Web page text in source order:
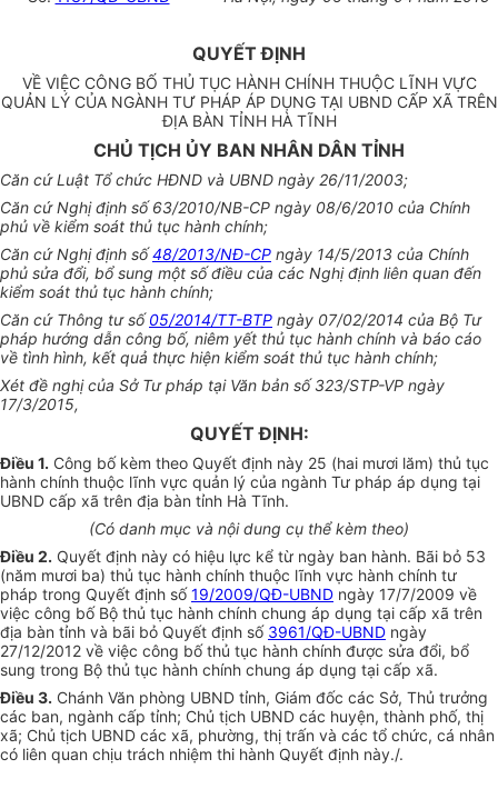
QUYẾT ĐỊNH
VỀ VIỆC CÔNG BỐ THỦ TỤC HÀNH CHÍNH THUỘC LĨNH VỰC
QUẢN LÝ CỦA NGÀNH TƯ PHÁP ÁP DỤNG TẠI UBND CẤP XÃ TRÊN
ĐỊA BÀN TỈNH HÀ TĨNH
CHỦ TỊCH ỦY BAN NHÂN DÂN TỈNH
Căn cứ Luật Tổ chức HĐND và UBND ngày 26/11/2003;
Căn cứ Nghị định số 63/2010/NB-CP ngày 08/6/2010 của Chính
phủ về kiểm soát thủ tục hành chính;
Căn cứ Nghị định số48/2013/NĐ-CP ngày 14/5/2013 của Chính
phủ sửa đổi, bổ sung một số điều của các Nghị định liên quan đến
kiểm soát thủ tục hành chính;
Căn cứ Thông tư số05/2014/TT-BTP ngày 07/02/2014 của Bộ Tư
pháp hướng dẫn công bố, niêm yết thủ tục hành chính và báo cáo
về tình hình, kết quả thực hiện kiểm soát thủ tục hành chính;
Xét đề nghị của SởTư pháp tại Văn bản số 323/STP-VP ngày
17/3/2015,
QUYẾT ĐỊNH:
Điều 1. Công bố kèm theo Quyết định này 25 (hai mươi lăm) thủ tục
hành chính thuộc lĩnh vực quản lý của ngành Tư pháp áp dụng tại
UBND cấp xã trên địa bàn tỉnh Hà Tĩnh.
(Có danh mục và nội dung cụ thể kèm theo)
Điều 2. Quyết định này có hiệu lực kể từ ngày ban hành. Bãi bỏ 53
(năm mươi ba) thủ tục hành chính thuộc lĩnh vực hành chính tư
pháp trong Quyết định số19/2009/QĐ-UBND ngày 17/7/2009 về
việc công bố Bộ thủ tục hành chính chung áp dụng tại cấp xã trên
địa bàn tỉnh và bãi bỏ Quyết định số 3961/QĐ-UBND ngày
27/12/2012 về việc công bố thủ tục hành chính được sửa đổi, bổ
sung trong Bộ thủ tục hành chính chung áp dụng tại cấp xã.
Điều 3. Chánh Văn phòng UBND tỉnh, Giám đốc các Sở, Thủ trưởng
các ban, ngành cấp tỉnh; Chủ tịch UBND các huyện, thành phố, thị
xã; Chủ tịch UBND các xã, phường, thị trấn và các tổ chức, cá nhân
có liên quan chịu trách nhiệm thi hành Quyết định này./.